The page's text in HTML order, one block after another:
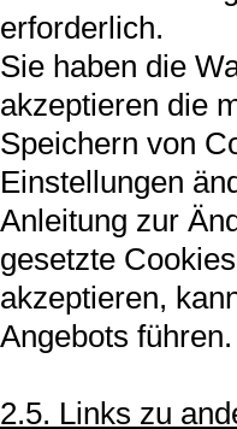
erforderlich.
Sie haben die
akzeptieren die
Speichern von
Einstellungen
Anleitung zur
gesetzte
akzeptieren,
Angebots führen.
2.5. Links zu